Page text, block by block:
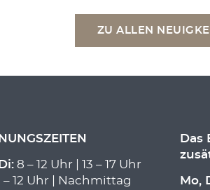
ZU ALLEN
8 – 12 Uhr | 13 – 17 Uhr
– 12 Uhr | Nachmittag
Das
Mo,